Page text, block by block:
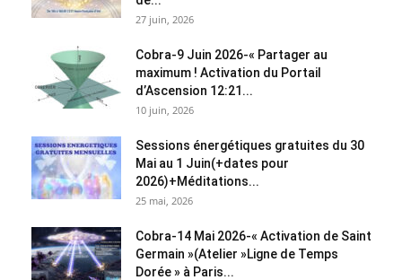
27 juin, 2026
Cobra-9 Juin 2026-« Partager au
maximum ! Activation du Portail
d’Ascension 12:21...
10 juin, 2026
Sessions énergétiques gratuites du 30
Mai au 1 Juin(+dates pour
2026)+Méditations...
25 mai, 2026
Cobra-14 Mai 2026-« Activation de Saint
Germain »(Atelier »Ligne de Temps
Dorée » à Paris...